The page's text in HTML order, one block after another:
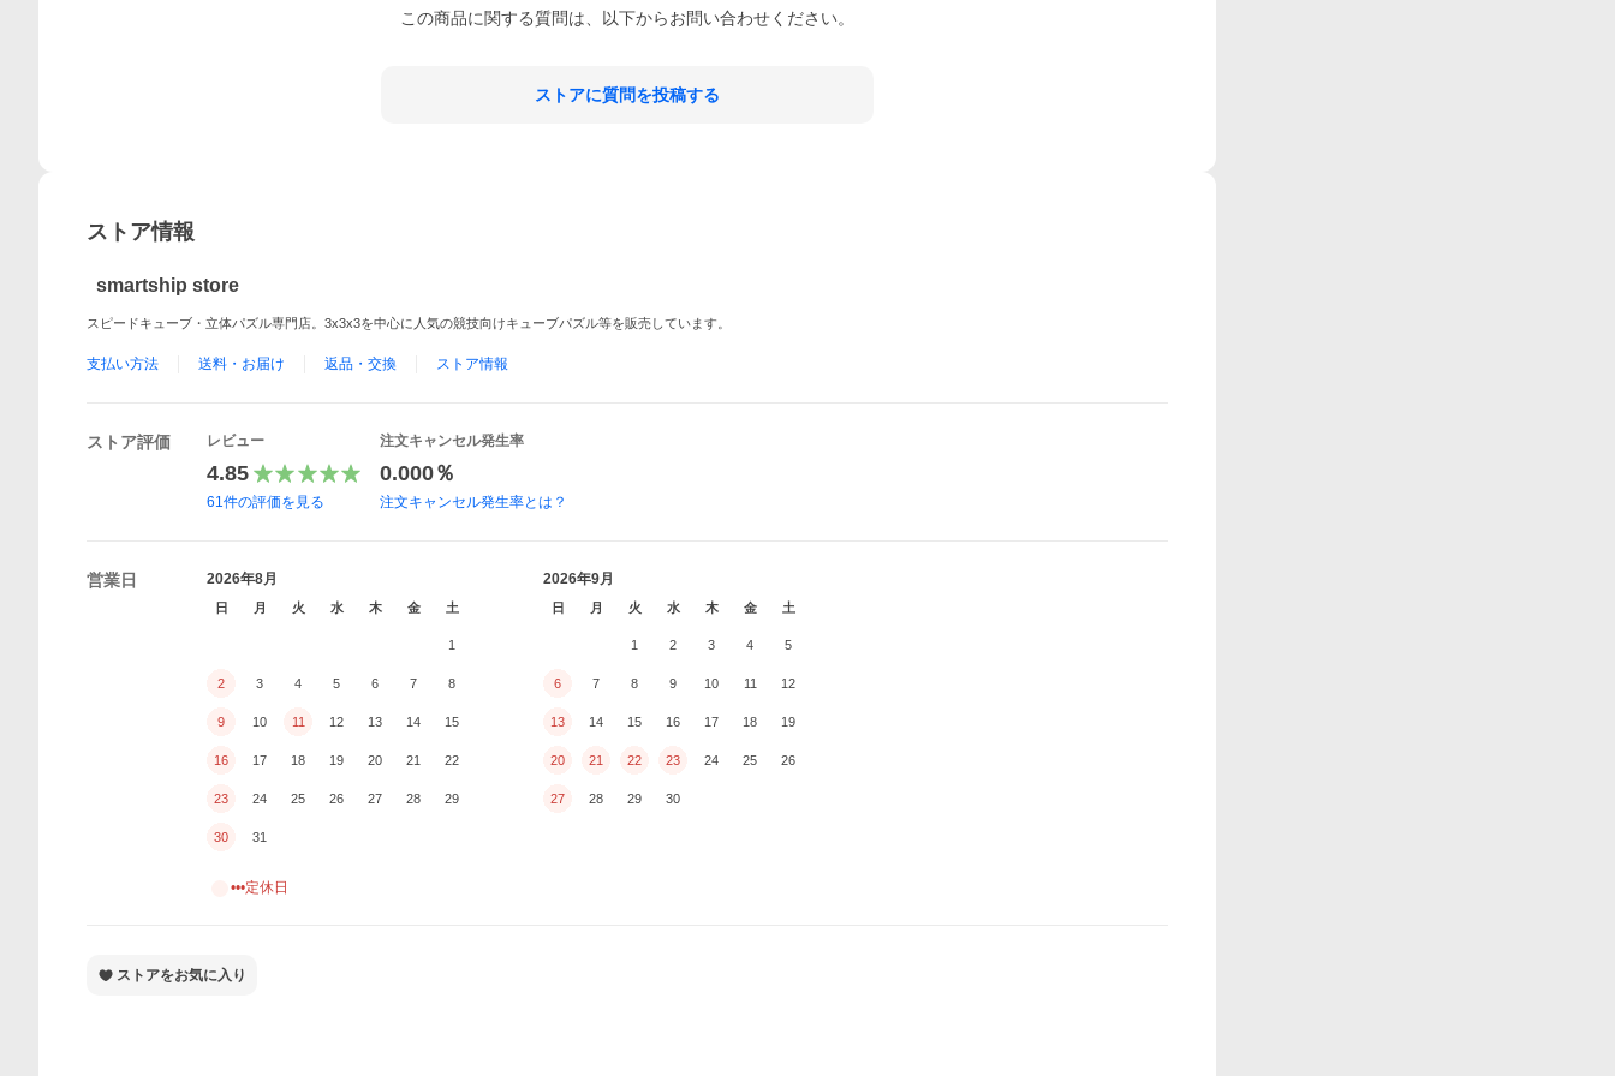
この商品に関する質問は、以下からお問い合わせください。
ストアに質問を投稿する
ストア情報
smartship store
スピードキューブ・立体パズル専門店。3x3x3を中心に人気の競技向けキューブパズル等を販売しています。
支払い方法 送料・お届け 返品・交換 ストア情報
ストア評価 レビュー
4.85
61件の評価を見る
注文キャンセル発生率
0.000％
注文キャンセル発生率とは？
営業日 2026年8月
日 月 火 水 木 金 土
1
2 3 4 5 6 7 8
9 10 11 12 13 14 15
16 17 18 19 20 21 22
23 24 25 26 27 28 29
30 31
2026年9月
日 月 火 水 木 金 土
1 2 3 4 5
6 7 8 9 10 11 12
13 14 15 16 17 18 19
20 21 22 23 24 25 26
27 28 29 30
•••定休日
ストアをお気に入り